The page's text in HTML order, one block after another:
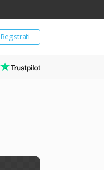
Registrati